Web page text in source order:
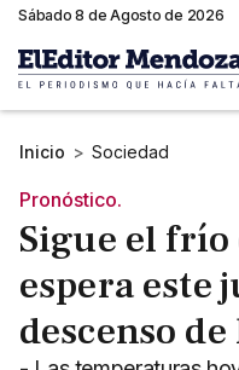
Sábado 8 de Agosto de 2026
Inicio > Sociedad
Pronóstico.
Sigue el frío
espera este
descenso